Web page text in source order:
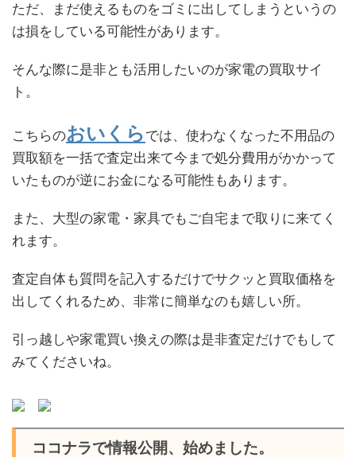
ただ、まだ使えるものをゴミに出してしまうというの
は損をしている可能性があります。
そんな際に是非とも活用したいのが家電の買取サイ
ト。
こちらのおいくら では、使わなくなった不用品の
買取額を一括で査定出来て今まで処分費用がかかって
いたものが逆にお金になる可能性もあります。
また、大型の家電・家具でもご自宅まで取りに来てく
れます。
査定自体も質問を記入するだけでサクッと買取価格を
出してくれるため、非常に簡単なのも嬉しい所。
引っ越しや家電買い換えの際は是非査定だけでもして
みてくださいね。
ココナラで情報公開、始めました。